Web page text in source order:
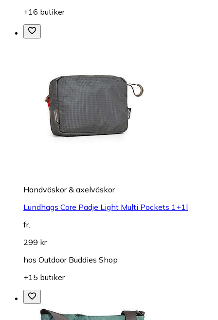
+16 butiker
Handväskor & axelväskor
Lundhags Core Padje Light Multi Pockets 1+1l
fr.
299 kr
hos Outdoor Buddies Shop
+15 butiker